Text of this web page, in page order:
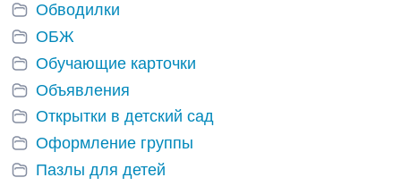
Обводилки
ОБЖ
Обучающие карточки
Объявления
Открытки в детский сад
Оформление группы
Пазлы для детей